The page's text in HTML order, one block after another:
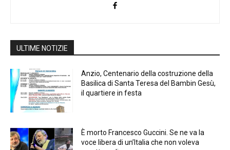
ULTIME NOTIZIE
Anzio, Centenario della costruzione della
Basilica di Santa Teresa del Bambin Gesù,
il quartiere in festa
È morto Francesco Guccini. Se ne va la
voce libera di un’Italia che non voleva